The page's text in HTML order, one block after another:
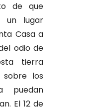
de que
un lugar
Casa a
odio de
tierra
sobre los
puedan
El 12 de